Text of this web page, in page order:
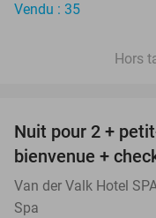
Vendu : 35
Hors
Nuit pour 2 +
bienvenue +
Van der Valk Hotel
Spa